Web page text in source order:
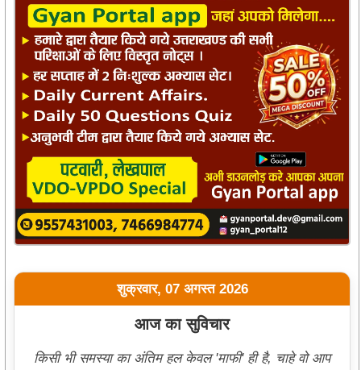
शुक्रवार, 07 अगस्त 2026
आज का सुविचार
किसी भी समस्या का अंतिम हल केवल 'माफी' ही है, चाहे वो आप